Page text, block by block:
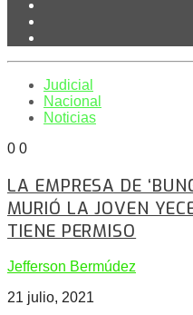
Judicial
Nacional
Noticias
0 0
LA EMPRESA DE
MURIÓ LA JOVEN
TIENE PERMISO
Jefferson Bermúdez
21 julio, 2021